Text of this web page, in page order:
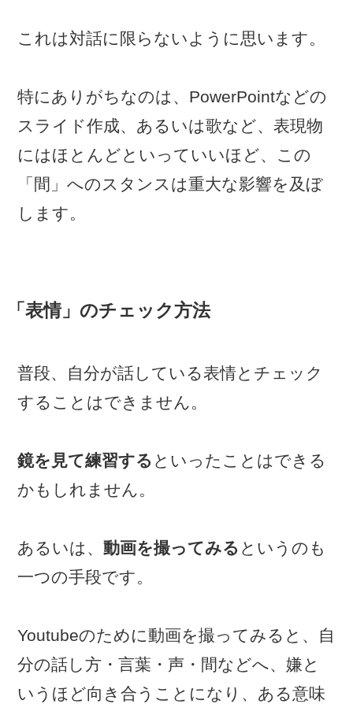
これは対話に限らないように思います。
特にありがちなのは、PowerPointなどの
スライド作成、あるいは歌など、表現物
にはほとんどといっていいほど、この
「間」へのスタンスは重大な影響を及ぼ
します。
「表情」のチェック方法
普段、自分が話している表情とチェック
することはできません。
鏡を見て練習する といったことはできる
かもしれません。
あるいは、動画を撮ってみる というのも
一つの手段です。
Youtubeのために動画を撮ってみると、自
分の話し方・言葉・声・間などへ、嫌と
いうほど向き合うことになり、ある意味